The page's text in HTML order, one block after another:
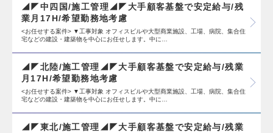
◢◤中四国/施工管理◢◤大手顧客基盤で安定給与/残
業月17H/希望勤務地考慮
<お任せする案件> ▼工事対象 オフィスビルや大型商業施設、工場、病院、集合住
宅などの建設・建築物を中心にお任せします。中に…
◢◤北陸/施工管理◢◤大手顧客基盤で安定給与/残業
月17H/希望勤務地考慮
<お任せする案件> ▼工事対象 オフィスビルや大型商業施設、工場、病院、集合住
宅などの建設・建築物を中心にお任せします。中に…
◢◤東北/施工管理◢◤大手顧客基盤で安定給与/残業